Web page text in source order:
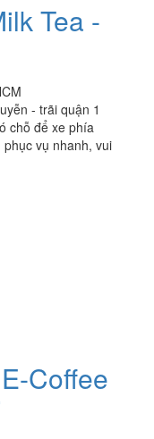
Tea -
- trãi quận 1
chỗ để xe phía
vụ nhanh, vui
Coffee